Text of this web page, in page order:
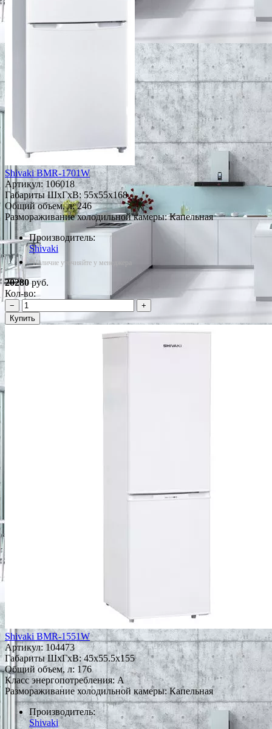
Shivaki BMR-1701W
Артикул:106018
Габариты ШxГxВ: 55x55x168
Общий объем, л: 246
Размораживание холодильной камеры: Капельная
Производитель:
Shivaki
*Наличие уточняйте у менеджера
20280руб.
Кол-во:
−
+
Купить
Shivaki BMR-1551W
Артикул: 104473
Габариты ШxГxВ: 45x55.5x155
Общий объем, л: 176
Класс энергопотребления: A
Размораживание холодильной камеры: Капельная
Производитель:
Shivaki